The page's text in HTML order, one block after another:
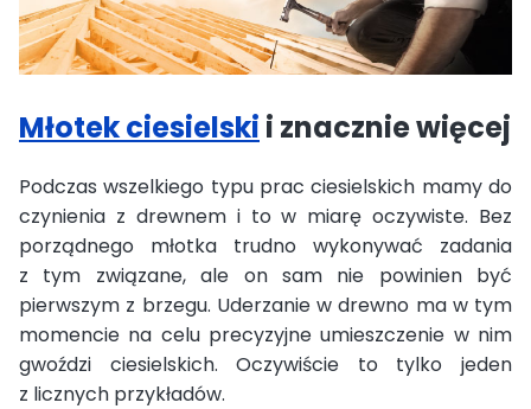
Młotek ciesielski i znacznie więcej
Podczas wszelkiego typu prac ciesielskich mamy do
czynienia z drewnem i to w miarę oczywiste. Bez
porządnego młotka trudno wykonywać zadania
z tym związane, ale on sam nie powinien być
pierwszym z brzegu. Uderzanie w drewno ma w tym
momencie na celu precyzyjne umieszczenie w nim
gwoździ ciesielskich. Oczywiście to tylko jeden
z licznych przykładów.